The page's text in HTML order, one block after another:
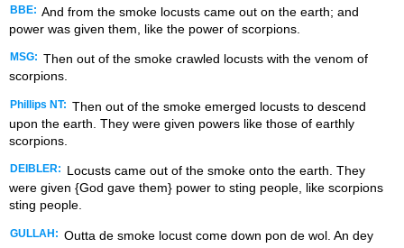
BBE: And from the smoke locusts came out on the earth; and
power was given them, like the power of scorpions.
MSG: Then out of the smoke crawled locusts with the venom of
scorpions.
Phillips NT: Then out of the smoke emerged locusts to descend
upon the earth. They were given powers like those of earthly
scorpions.
DEIBLER:
Locusts came out of the smoke onto the earth. They
were given {God gave them} power to sting people, like scorpions
sting people.
GULLAH: Outta de smoke locust come down pon de wol. An dey